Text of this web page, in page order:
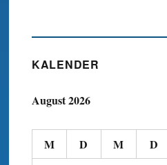
KALENDER
August 2026
M D M D